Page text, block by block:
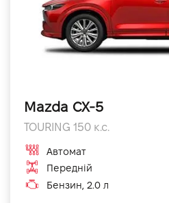
Mazda CX-5
TOURING 150 к.с.
Автомат
Передній
Бензин, 2.0 л